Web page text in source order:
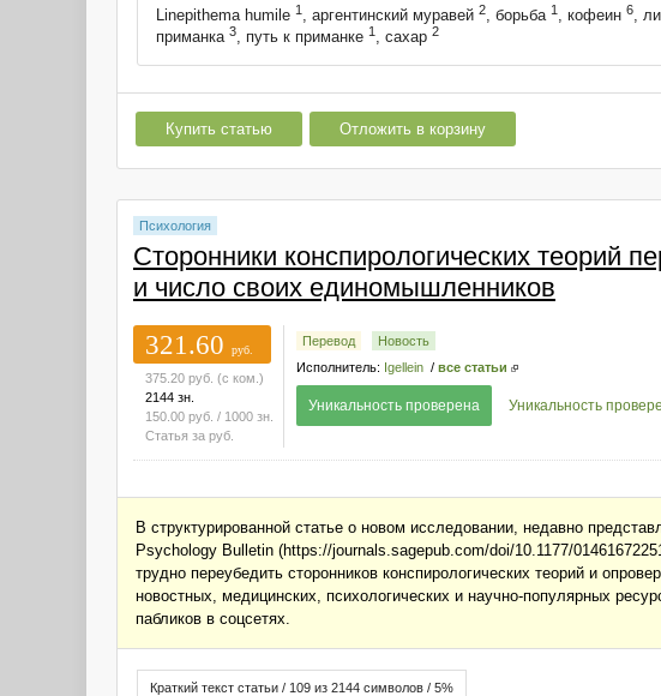
Linepithema humile 1, аргентинский муравей 2, борьба 1, кофеин 6,
приманка 3, путь к приманке 1 , сахар 2
Купить статью Отложить в корзину
Психология
Сторонники конспирологических теорий
и число своих единомышленников
321.60
руб.
375.20 руб. (с ком.)
2144 зн.
150.00 руб. / 1000 зн.
Статья за руб.
Перевод
Новость
Исполнитель: Igellein / все статьи
Уникальность проверена Уникальность
В структурированной статье о новом исследовании, недавно
Psychology Bulletin (https://journals.sagepub.com/doi/10.1177/
трудно переубедить сторонников конспирологических теорий и
новостных, медицинских, психологических и научно-популярных
пабликов в соцсетях.
Краткий текст статьи / 109 из 2144 символов / 5%